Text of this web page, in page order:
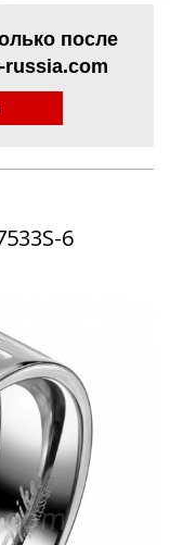
после
russia.com
6